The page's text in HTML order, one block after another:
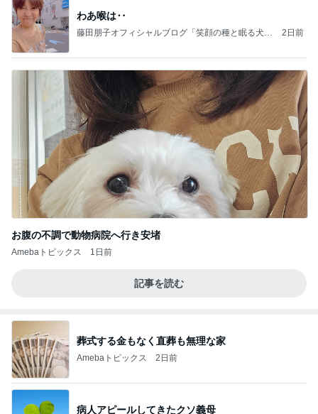
わあ喉は‥
藤田朋子オフィシャルブログ「笑顔の種と眠る犬」
2日前
お腹の不調で動物病院へ行き安堵
Amebaトピックス 1日前
記事を読む
葬式する金もなく直葬も無理な家
Amebaトピックス 2日前
病人アピールしてきたクソ義母